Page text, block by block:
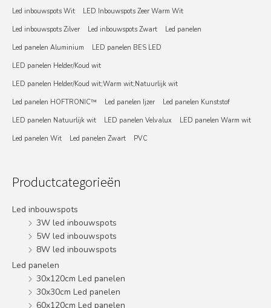
Led inbouwspots Wit
LED Inbouwspots Zeer Warm Wit
Led inbouwspots Zilver
Led inbouwspots Zwart
Led panelen
Led panelen Aluminium
LED panelen BES LED
LED panelen Helder/Koud wit
LED panelen Helder/Koud wit;Warm wit;Natuurlijk wit
Led panelen HOFTRONIC™
Led panelen Ijzer
Led panelen Kunststof
LED panelen Natuurlijk wit
LED panelen Velvalux
LED panelen Warm wit
Led panelen Wit
Led panelen Zwart PVC
Productcategorieën
Led inbouwspots
3W led inbouwspots
5W led inbouwspots
8W led inbouwspots
Led panelen
30x120cm Led panelen
30x30cm Led panelen
60x120cm Led panelen